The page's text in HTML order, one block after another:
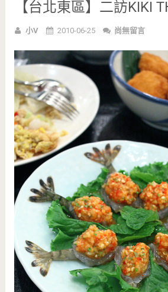
【台北東區】二訪KIKI
小V 2010-06-25 尚無留言